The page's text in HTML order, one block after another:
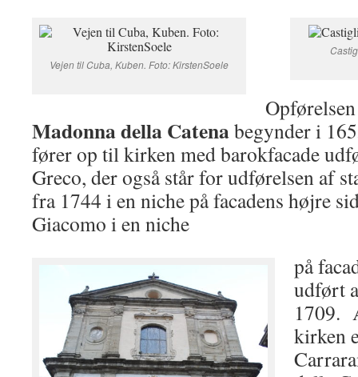
Vejen til Cuba, Kuben. Foto: KirstenSoele
Madonna della Catenabegynder i
fører op til kirken med barokfacade
Greco, der også står for udførelsen af
fra 1744 i en niche på facadens højre
Giacomo i en niche
på
udført
1709.
kirken